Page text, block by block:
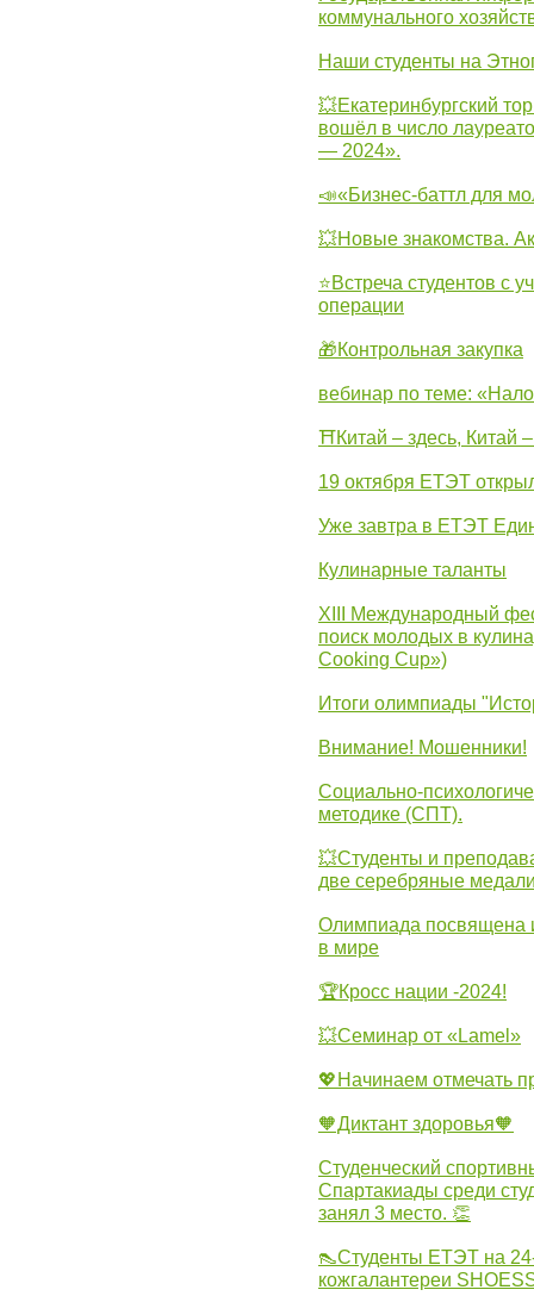
коммунального
Наши студенты на
💥Екатеринбургский
вошёл в число
— 2024».
📣«Бизнес-баттл для
💥Новые знакомства.
⭐Встреча студентов с
операции
🎁Контрольная закупка
вебинар по теме:
⛩Китай – здесь, Китай
19 октября ЕТЭТ
Уже завтра в ЕТЭТ
Кулинарные таланты
XIII Международный
поиск молодых в
Cooking Cup»)
Итоги олимпиады
Внимание! Мошенники!
Социально-
методике (СПТ).
💥Студенты и
две серебряные
Олимпиада посвящена
в мире
🏆Кросс нации -2024!
💥Семинар от «Lamel»
💖Начинаем отмечать
🧡Диктант здоровья🧡
Студенческий
Спартакиады среди
занял 3 место. 👏
👠Студенты ЕТЭТ на
кожгалантереи